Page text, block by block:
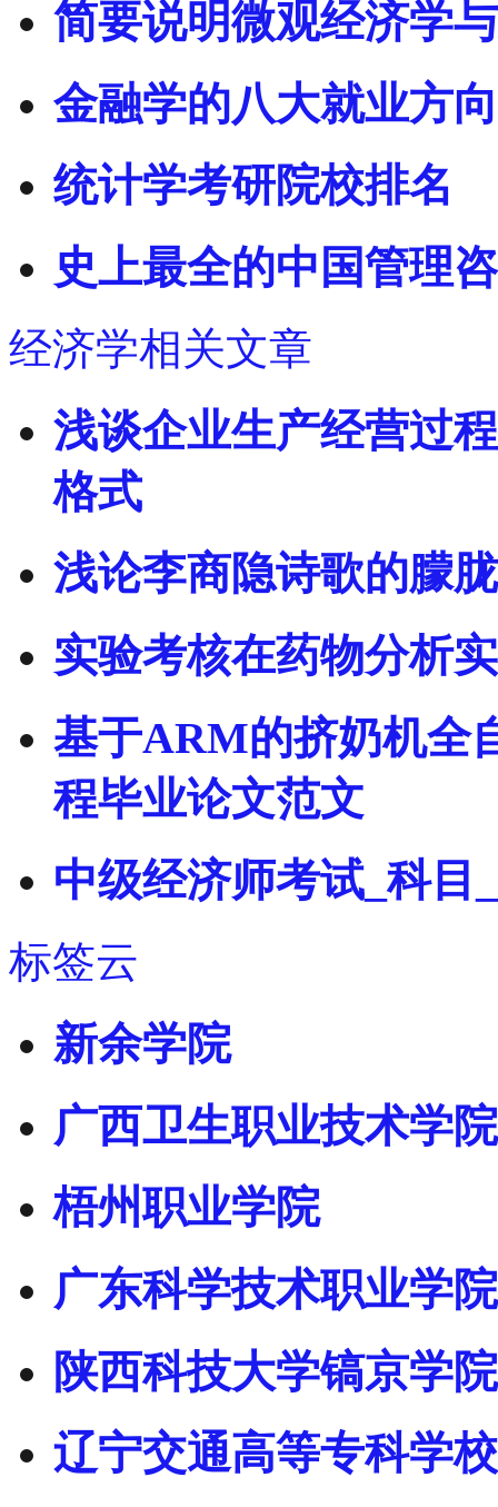
简要说明微观经济学
金融学的八大就业方
统计学考研院校排名
史上最全的中国管理
经济学相关文章
浅谈企业生产经营过
格式
浅论李商隐诗歌的朦
实验考核在药物分析
基于ARM的挤奶机全
程毕业论文范文
中级经济师考试_科目
标签云
新余学院
广西卫生职业技术学院
梧州职业学院
广东科学技术职业学院
陕西科技大学镐京学院
辽宁交通高等专科学校